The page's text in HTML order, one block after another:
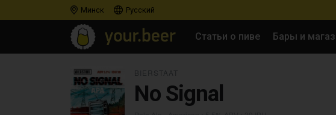
Минск Русский
Статьи о пиве Бары и
No Signal